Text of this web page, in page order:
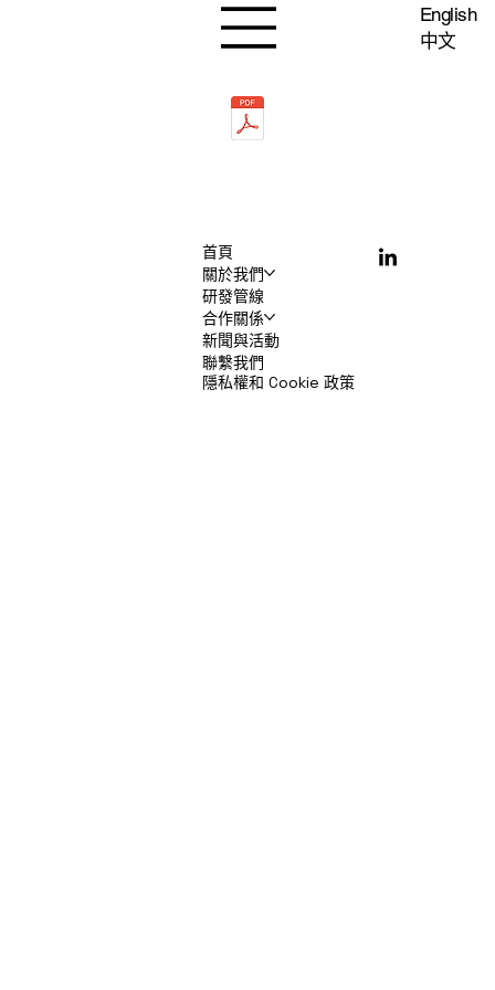
English
中文
首頁
關於我們
研發管線
合作關係
新聞與活動
聯繫我們
隱私權和 Cookie 政策